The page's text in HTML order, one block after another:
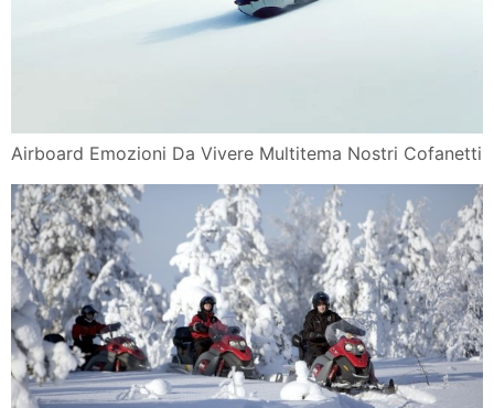
Airboard Emozioni Da Vivere Multitema Nostri Cofanetti